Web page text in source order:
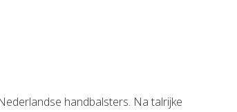
handbalsters. Na talrijke